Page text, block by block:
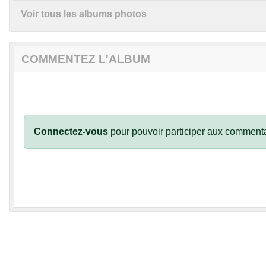
Voir tous les albums photos
COMMENTEZ L'ALBUM
Connectez-vous pour pouvoir participer aux